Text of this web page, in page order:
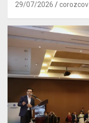
29/07/2026 corozcov